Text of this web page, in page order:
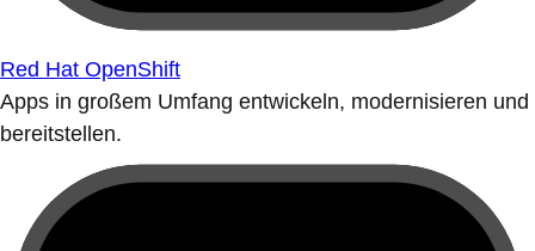
Red Hat OpenShift
Apps in großem Umfang entwickeln, modernisieren und
bereitstellen.